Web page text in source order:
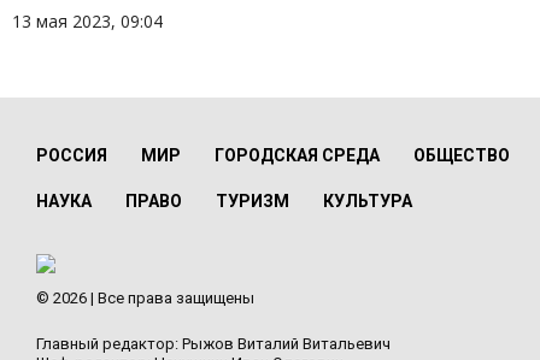
13 мая 2023, 09:04
РОССИЯ МИР ГОРОДСКАЯ СРЕДА ОБЩЕСТВО
НАУКА ПРАВО ТУРИЗМ КУЛЬТУРА
© 2026 | Все права защищены
Главный редактор: Рыжов Виталий Витальевич